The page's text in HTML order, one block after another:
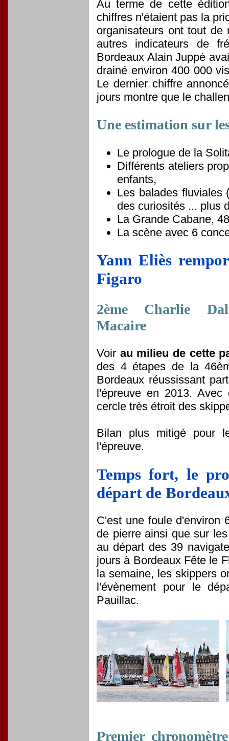
Au terme de cette
chiffres n'étaient pas la
organisateurs ont tout de
autres indicateurs de
Bordeaux Alain Juppé
drainé environ 400 000
Le dernier chiffre
jours montre que le
Une estimation sur
Le prologue de la
Différents ateliers
enfants,
Les balades fluviales
des curiosités ... plus
La Grande Cabane,
La scène avec 6
Yann Eliès
Figaro
2ème Charlie
Macaire
Voir au milieu de cette
des 4 étapes de la
Bordeaux réussissant
l'épreuve en 2013.
cercle très étroit des
Bilan plus mitigé pour
l'épreuve.
Temps fort, le
départ de
C'est une foule d'environ
de pierre ainsi que sur
au départ des 39
jours à Bordeaux Fête le
la semaine, les skippers
l'évènement pour le
Pauillac.
Premier